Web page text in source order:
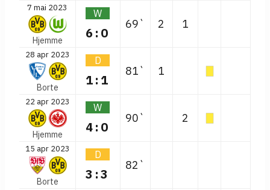
7 mai 2023
Hjemme
W
6:0
69` 2 1
28 apr 2023
Borte
D
1:1
81` 1
22 apr 2023
Hjemme
W
4:0
90` 2
15 apr 2023
Borte
D
3:3
82`